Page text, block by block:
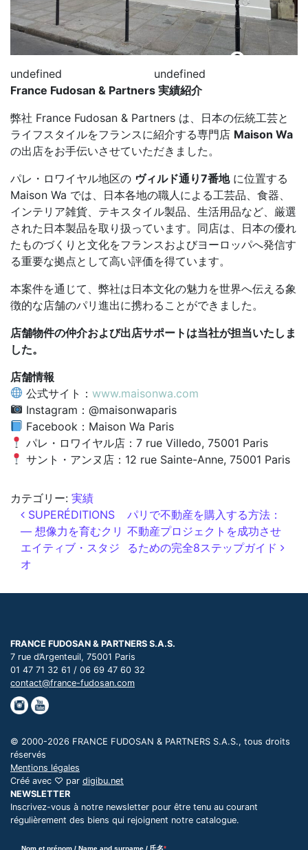
undefined undefined+0
France Fudosan & Partners 実績紹介
弊社 France Fudosan & Partners は、日本の伝統工芸と
ライフスタイルをフランスに紹介する専門店 Maison Wa
の出店をお手伝いさせていただきました。
パレ・ロワイヤル地区の ヴィルド通り7番地に位置する
Maison Wa では、日本各地の職人による工芸品、食器、
インテリア雑貨、テキスタイル製品、生活用品など、厳選
された日本製品を取り扱っています。同店は、日本の優れ
たものづくりと文化をフランスおよびヨーロッパへ発信す
る重要な拠点として高い評価を得ています。
本案件を通じて、弊社は日本文化の魅力を世界へ伝える象
徴的な店舗のパリ進出に携わることができました。
店舗物件の仲介および出店サポートは当社が担当いたしま
した。
店舗情報
公式サイト：www.maisonwa.com
Instagram：@maisonwaparis
Facebook：Maison Wa Paris
パレ・ロワイヤル店：7 rue Villedo, 75001 Paris
サント・アンヌ店：12 rue Sainte-Anne, 75001 Paris
カテゴリー: 実績
投稿ナビゲーション
SUPERÉDITIONS
― 想像力を育むクリ
エイティブ・スタジ
オ
パリで不動産を購入する方法：
不動産プロジェクトを成功させ
るための完全8ステップガイド
FRANCE FUDOSAN & PARTNERS S.A.S.
7 rue d’Argenteuil, 75001 Paris
01 47 71 32 61 / 06 69 47 60 32
contact@france-fudosan.com
© 2000-2026 FRANCE FUDOSAN & PARTNERS S.A.S., tous droits
réservés
Mentions légales
Créé avec ♡ par digibu.net
NEWSLETTER
Inscrivez-vous à notre newsletter pour être tenu au courant
régulièrement des biens qui rejoignent notre catalogue.
Nom et prénom / Name and surname / 氏名